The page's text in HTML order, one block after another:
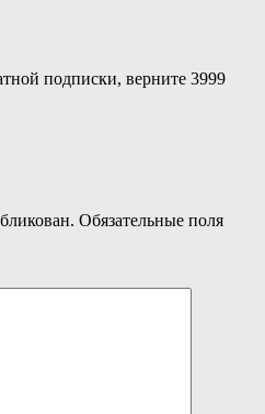
подписки, верните 3999
Обязательные поля